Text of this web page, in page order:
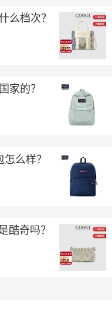
么档次？
家的？
么样？
酷奇吗？